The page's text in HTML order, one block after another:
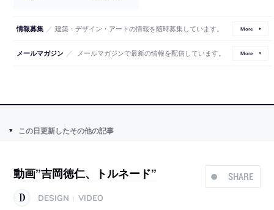
情報募集 ／ 建築・デザイン・アートの情報を随時募集しています。 More
メールマガジン ／ メールマガジンで最新の情報を配信しています。 More
この日更新したその他の記事
SHARE
動画”吉岡徳仁、トルネード”
DESIGN
VIDEO